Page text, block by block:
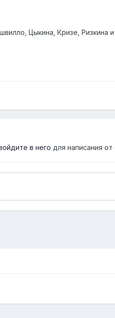
Цыкина, Кризе, Ризкина
в него для написания